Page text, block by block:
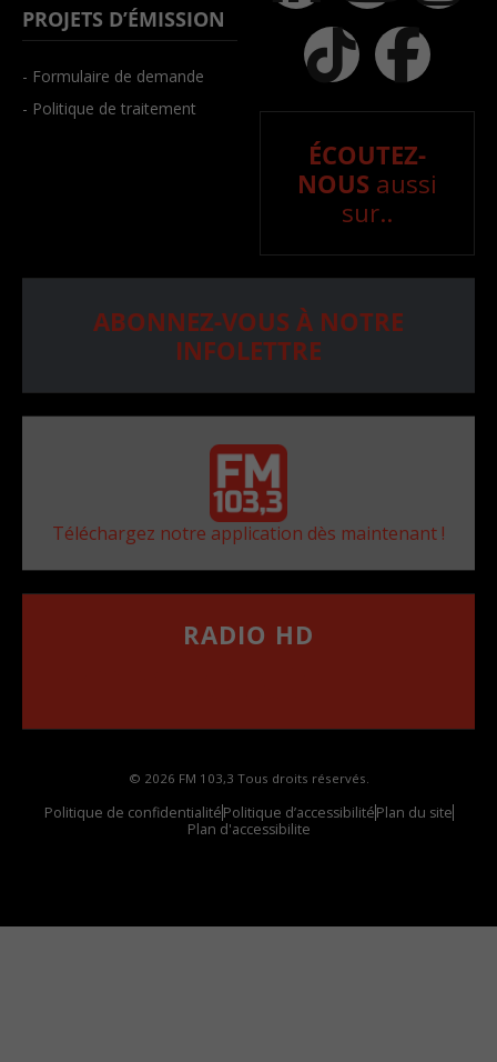
PROJETS D’ÉMISSION
- Formulaire de demande
- Politique de traitement
ÉCOUTEZ-
NOUS aussi
sur..
ABONNEZ-VOUS À NOTRE
INFOLETTRE
Téléchargez notre application dès maintenant !
RADIO HD
© 2026 FM 103,3 Tous droits réservés.
Politique de confidentialitéPolitique d’accessibilitéPlan du site
Plan d'accessibilite